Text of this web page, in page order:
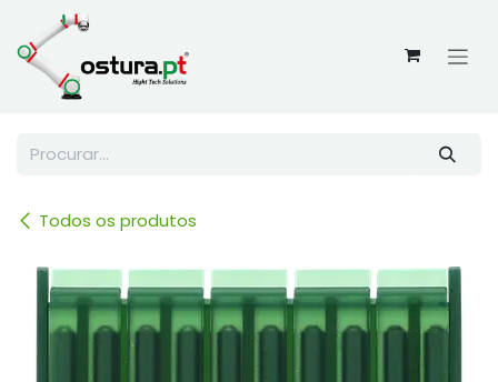
Skip to Content
Todos os produtos